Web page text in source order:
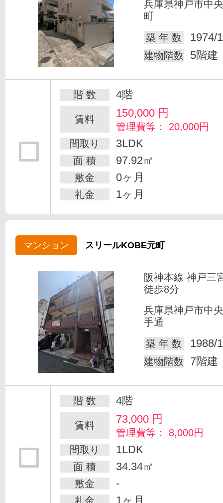
兵庫県神戸市中
町
築 年 数
1974/
建物階数 5階建
階 数 4階
賃料 150,000 円
管理費等： 20,000円
間取り
3LDK
面 積 97.92㎡
敷金 0ヶ月
礼金 1ヶ月
マンション スリールKOBE元町
阪神本線 神戸三
徒歩8分
兵庫県神戸市中
手通
築 年 数
1988/
建物階数 7階建
階 数 4階
賃料 73,000 円
管理費等： 8,000円
間取り
1LDK
面 積 34.34㎡
敷金 -
礼金 1ヶ月